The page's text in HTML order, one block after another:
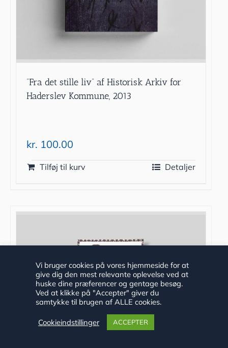
”Fra det stille liv” af Historisk Arkiv for
Haderslev Kommune, 2013
kr. 100.00
Tilføj til kurv Detaljer
Vi bruger cookies på vores hjemmeside for at
give dig den mest relevante oplevelse ved at
huske dine præferencer og gentage besøg.
Ved at klikke på "Accepter" giver du
samtykke til brugen af ALLE cookies.
Cookieindstillinger ACCEPTER